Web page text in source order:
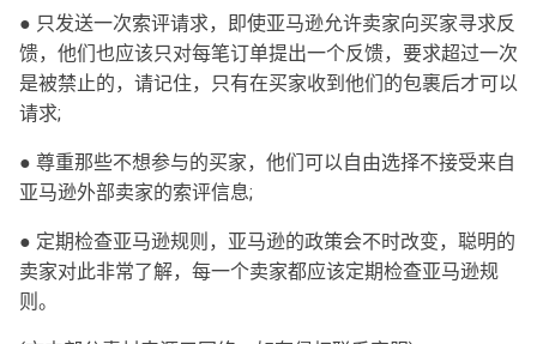
● 只发送一次索评请求，即使亚马逊允许卖家向买家寻求反
馈，他们也应该只对每笔订单提出一个反馈，要求超过一次
是被禁止的，请记住，只有在买家收到他们的包裹后才可以
请求;
● 尊重那些不想参与的买家，他们可以自由选择不接受来自
亚马逊外部卖家的索评信息;
● 定期检查亚马逊规则，亚马逊的政策会不时改变，聪明的
卖家对此非常了解，每一个卖家都应该定期检查亚马逊规
则。